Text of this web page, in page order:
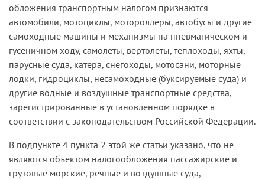
обложения транспортным налогом признаются
автомобили, мотоциклы, мотороллеры, автобусы и другие
самоходные машины и механизмы на пневматическом и
гусеничном ходу, самолеты, вертолеты, теплоходы, яхты,
парусные суда, катера, снегоходы, мотосани, моторные
лодки, гидроциклы, несамоходные (буксируемые суда) и
другие водные и воздушные транспортные средства,
зарегистрированные в установленном порядке в
соответствии с законодательством Российской Федерации.
В подпункте 4 пункта 2 этой же статьи указано, что не
являются объектом налогообложения пассажирские и
грузовые морские, речные и воздушные суда,